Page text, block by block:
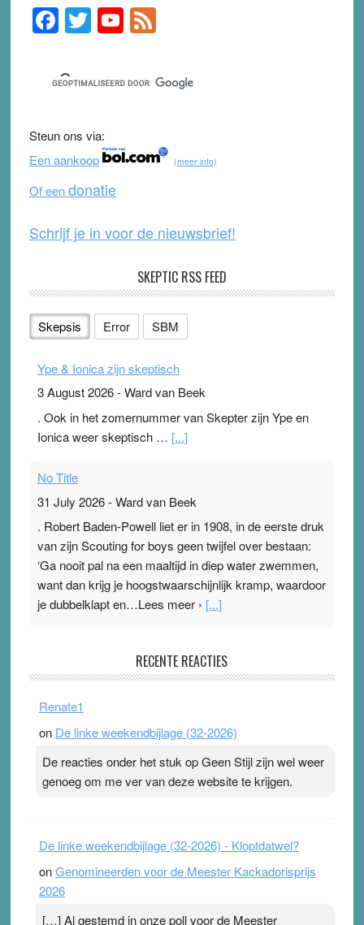
Primary
Sidebar
F
a
c
e
b
o
o
k
T
wi
tt
er
Y
o
u
T
b
e
F
e
d
Steun ons via:
Een aankoop
(meer info)
Of eendonatie
Schrijf je in voor de nieuwsbrief!
SKEPTIC RSS FEED
Skepsis Error SBM
Ype & Ionica zijn skeptisch
3 August 2026-Ward van Beek
. Ook in het zomernummer van Skepter zijn Ype en
Ionica weer skeptisch … [...]
No Title
31 July 2026-Ward van Beek
. Robert Baden-Powell liet er in 1908, in de eerste druk
van zijn Scouting for boys geen twijfel over bestaan:
‘Ga nooit pal na een maaltijd in diep water zwemmen,
want dan krijg je hoogstwaarschijnlijk kramp, waardoor
je dubbelklapt en…Lees meer › [...]
Ward van Beek
topsporters. Ze hopen ermee hun hartslag te verlagen
terwijl ze meer zuurstof opnemen. Daarop heeft zo’n
ademen’ kan goud waard zijn. Door…Lees meer
Pleisterplakkers in de topspsort ›[...]
RECENTE REACTIES
Renate1
on De linke weekendbijlage (32-2026)
De reacties onder het stuk op Geen Stijl zijn wel weer
genoeg om me ver van deze website te krijgen.
De linke weekendbijlage (32-2026) - Kloptdatwel?
onGenomineerden voor de Meester Kackadorisprijs
2026
[…] Al gestemd in onze poll voor de Meester